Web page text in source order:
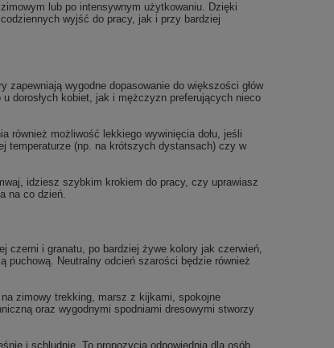
lub po intensywnym użytkowaniu. Dzięki
wyjść do pracy, jak i przy bardziej
wygodne dopasowanie do większości głów
dorosłych kobiet, jak i mężczyzn preferujących nieco
również możliwość lekkiego wywinięcia dołu, jeśli
temperaturze (np. na krótszych dystansach) czy w
idziesz szybkim krokiem do pracy, czy uprawiasz
na co dzień.
czerni i granatu, po bardziej żywe kolory jak czerwień,
Neutralny odcień szarości będzie również
zimowy trekking, marsz z kijkami, spokojne
oraz wygodnymi spodniami dresowymi stworzy
i schludnie. To propozycja odpowiednia dla osób,